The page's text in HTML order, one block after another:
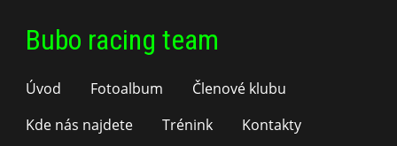
Bubo racing team
Úvod Fotoalbum
Členové klubu
Kde nás najdete
Trénink
Kontakty